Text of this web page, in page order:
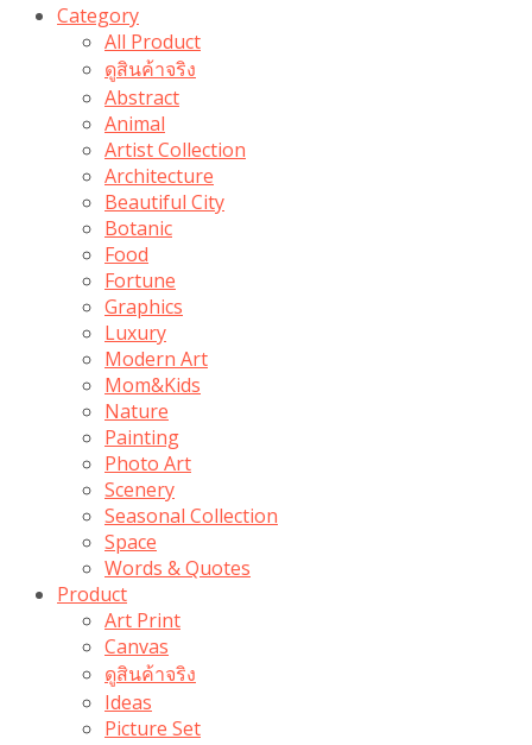
Category
All Product
ดูสินค้าจริง
Abstract
Animal
Artist Collection
Architecture
Beautiful City
Botanic
Food
Fortune
Graphics
Luxury
Modern Art
Mom&Kids
Nature
Painting
Photo Art
Scenery
Seasonal Collection
Space
Words & Quotes
Product
Art Print
Canvas
ดูสินค้าจริง
Ideas
Picture Set